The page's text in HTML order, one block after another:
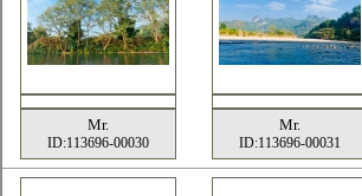
Mr.
ID:113696-00030
Mr.
ID:113696-00031